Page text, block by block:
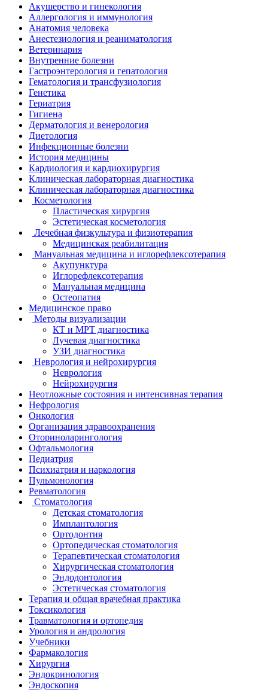
Акушерство и гинекология
Аллергология и иммунология
Анатомия человека
Анестезиология и реаниматология
Ветеринария
Внутренние болезни
Гастроэнтерология и гепатология
Гематология и трансфузиология
Генетика
Гериатрия
Гигиена
Дерматология и венерология
Диетология
Инфекционные болезни
История медицины
Кардиология и кардиохирургия
Клиническая лабораторная диагностика
Клиническая лабораторная диагностика
Косметология
Пластическая хирургия
Эстетическая косметология
Лечебная физкультура и физиотерапия
Медицинская реабилитация
Мануальная медицина и иглорефлексотерапия
Акупунктура
Иглорефлексотерапия
Мануальная медицина
Остеопатия
Медицинское право
Методы визуализации
КТ и МРТ диагностика
Лучевая диагностика
УЗИ диагностика
Неврология и нейрохирургия
Неврология
Нейрохирургия
Неотложные состояния и интенсивная терапия
Нефрология
Онкология
Организация здравоохранения
Оториноларингология
Офтальмология
Педиатрия
Психиатрия и наркология
Пульмонология
Ревматология
Стоматология
Детская стоматология
Имплантология
Ортодонтия
Ортопедическая стоматология
Терапевтическая стоматология
Хирургическая стоматология
Эндодонтология
Эстетическая стоматология
Терапия и общая врачебная практика
Токсикология
Травматология и ортопедия
Урология и андрология
Учебники
Фармакология
Хирургия
Эндокринология
Эндоскопия